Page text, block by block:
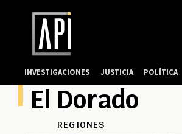
El Dorado
REGIONES
INVESTIGACIONES JUSTICIA POLÍTICA